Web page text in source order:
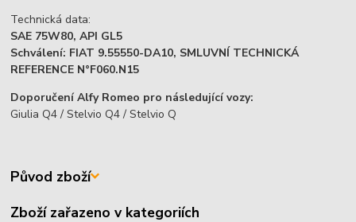
Technická data:
SAE 75W80, API GL5
Schválení: FIAT 9.55550-DA10, SMLUVNÍ TECHNICKÁ
REFERENCE N°F060.N15
Doporučení Alfy Romeo pro následující vozy:
Giulia Q4 / Stelvio Q4 / Stelvio Q
Původ zboží
Zboží zařazeno v kategoriích